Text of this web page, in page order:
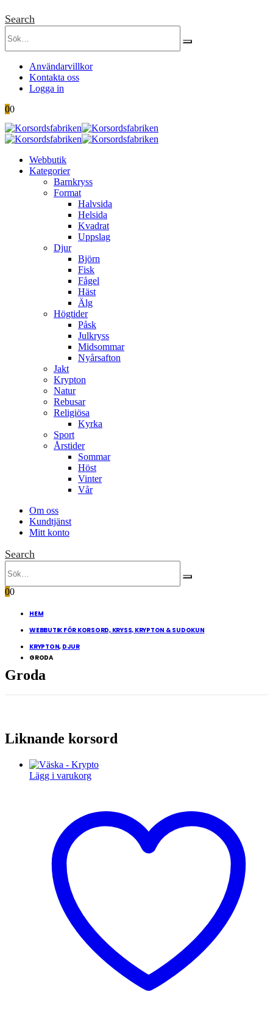
Search
Användarvillkor
Kontakta oss
Logga in
00
Webbutik
Kategorier
Barnkryss
Format
Halvsida
Helsida
Kvadrat
Uppslag
Djur
Björn
Fisk
Fågel
Häst
Älg
Högtider
Påsk
Julkryss
Midsommar
Nyårsafton
Jakt
Krypton
Natur
Rebusar
Religiösa
Kyrka
Sport
Årstider
Sommar
Höst
Vinter
Vår
Om oss
Kundtjänst
Mitt konto
Search
00
HEM
WEBBUTIK FÖR KORSORD, KRYSS, KRYPTON & SUDOKUN
KRYPTON, DJUR
GRODA
Groda
Liknande korsord
Lägg i varukorg